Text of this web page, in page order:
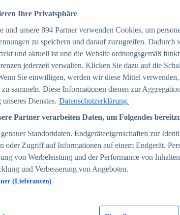
2025
Ihre Privatsphäre
und unsere 894 Partner verwenden Cookies, um
zu speichern und darauf zuzugreifen. Dadurch
und aktuell ist und die Website ordnungsgemäß
jederzeit verwalten. Klicken Sie dazu auf die
Sie einwilligen, werden wir diese Mittel
zu sammeln. Diese Informationen dienen zur
unseres Dienstes. Datenschutzerklärung.
Partner verarbeiten Daten, um Folgendes
Standortdaten. Endgeräteeigenschaften zur
oder Zugriff auf Informationen auf einem Endgerät.
von Werbeleistung und der Performance von
und Verbesserung von Angeboten.
(Lieferanten)